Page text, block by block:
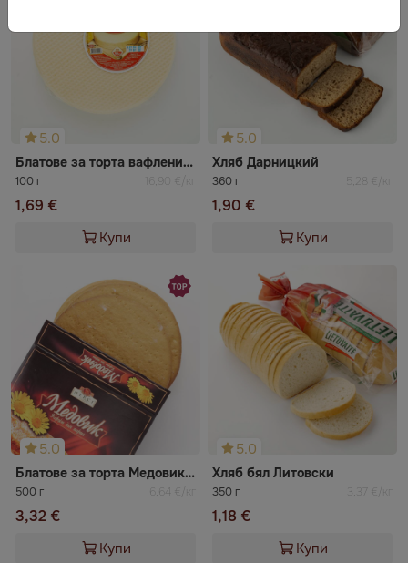
5.0
Блатове за торта вафлени MERCI
100 г 16,90 €/кг
1,69 €
Купи
5.0
Хляб Дарницкий
360 г 5,28 €/кг
1,90 €
Купи
5.0
Блатове за торта Медовик MERCI
500 г 6,64 €/кг
3,32 €
Купи
5.0
Хляб бял Литовски
350 г 3,37 €/кг
1,18 €
Купи